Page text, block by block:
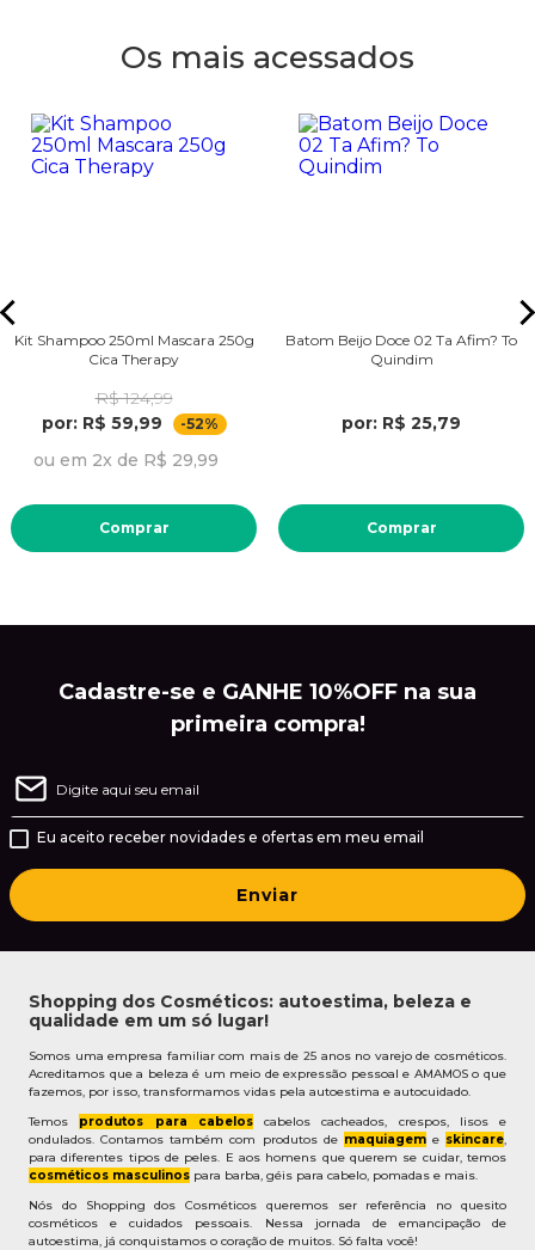
Os mais acessados
Kit Shampoo 250ml Mascara 250g
Cica Therapy
R$ 124,99
por: R$ 59,99
-52%
ou em 2x de R$ 29,99
Comprar
Batom Beijo Doce 02 Ta Afim? To
Quindim
por: R$ 25,79
Comprar
Cadastre-se e GANHE 10%OFF na sua
primeira compra!
Eu aceito receber novidades e ofertas em meu email
Enviar
Shopping dos Cosméticos: autoestima, beleza e
qualidade em um só lugar!
Somos uma empresa familiar com mais de 25 anos no varejo de cosméticos.
Acreditamos que a beleza é um meio de expressão pessoal e AMAMOS o que
fazemos, por isso, transformamos vidas pela autoestima e autocuidado.
Temos produtos para cabeloscabelos cacheados, crespos, lisos e
ondulados. Contamos também com produtos de maquiageme skincare,
para diferentes tipos de peles. E aos homens que querem se cuidar, temos
cosméticos masculinos para barba, géis para cabelo, pomadas e mais.
Nós do Shopping dos Cosméticos queremos ser referência no quesito
cosméticos e cuidados pessoais. Nessa jornada de emancipação de
autoestima, já conquistamos o coração de muitos. Só falta você!